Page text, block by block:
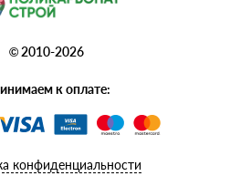
© 2010-2026
к оплате:
конфиденциальности